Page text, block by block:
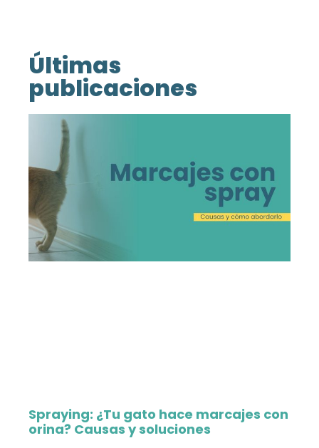
Últimas
publicaciones
Spraying: ¿Tu gato hace marcajes con
orina? Causas y soluciones